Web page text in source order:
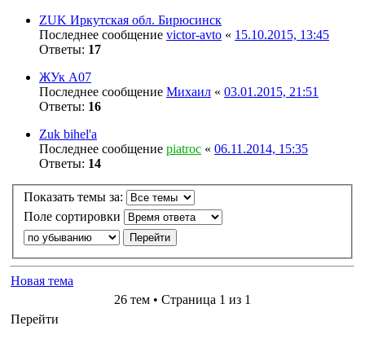
ZUK Иркутская обл. Бирюсинск
Последнее сообщение victor-avto « 15.10.2015, 13:45
Ответы: 17
ЖУк А07
Последнее сообщение Михаил « 03.01.2015, 21:51
Ответы: 16
Zuk bihel'a
Последнее сообщение piatroc « 06.11.2014, 15:35
Ответы: 14
Показать темы за:
Поле сортировки
Новая тема
26 тем • Страница 1 из 1
Перейти